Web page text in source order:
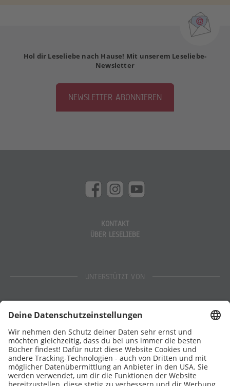
Hol dir Leseliebe nach Hause! Mit unserem Leseliebe-
Newsletter
NEWSLETTER ABONNIEREN
KONTAKT
ÜBER LESELIEBE
UNTERSTÜTZT VON
Stiftung Lesen